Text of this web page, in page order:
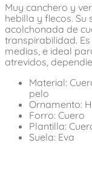
Muy canchero y
hebilla y flecos. Su
acolchonada de
transpirabilidad.
medias, e ideal
atrevidos,
Material:
pelo
Ornamento:
Forro: Cuero
Plantilla:
Suela: Eva